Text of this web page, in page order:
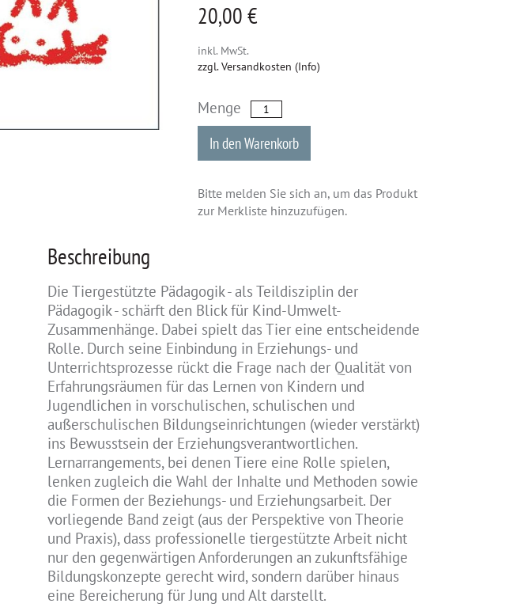
20,00 €
inkl. MwSt.
zzgl. Versandkosten (Info)
Menge
In den Warenkorb
Bitte melden Sie sich an, um das Produkt
zur Merkliste hinzuzufügen.
Beschreibung
Die Tiergestützte Pädagogik - als Teildisziplin der
Pädagogik - schärft den Blick für Kind-Umwelt-
Zusammenhänge. Dabei spielt das Tier eine entscheidende
Rolle. Durch seine Einbindung in Erziehungs- und
Unterrichtsprozesse rückt die Frage nach der Qualität von
Erfahrungsräumen für das Lernen von Kindern und
Jugendlichen in vorschulischen, schulischen und
außerschulischen Bildungseinrichtungen (wieder verstärkt)
ins Bewusstsein der Erziehungsverantwortlichen.
Lernarrangements, bei denen Tiere eine Rolle spielen,
lenken zugleich die Wahl der Inhalte und Methoden sowie
die Formen der Beziehungs- und Erziehungsarbeit. Der
vorliegende Band zeigt (aus der Perspektive von Theorie
und Praxis), dass professionelle tiergestützte Arbeit nicht
nur den gegenwärtigen Anforderungen an zukunftsfähige
Bildungskonzepte gerecht wird, sondern darüber hinaus
eine Bereicherung für Jung und Alt darstellt.